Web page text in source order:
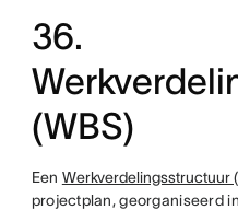
36.
(WBS)
Een Werkverdelingsstructuur
projectplan, georganiseerd